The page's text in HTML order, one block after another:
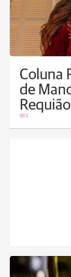
Coluna
de
Requião
MIX